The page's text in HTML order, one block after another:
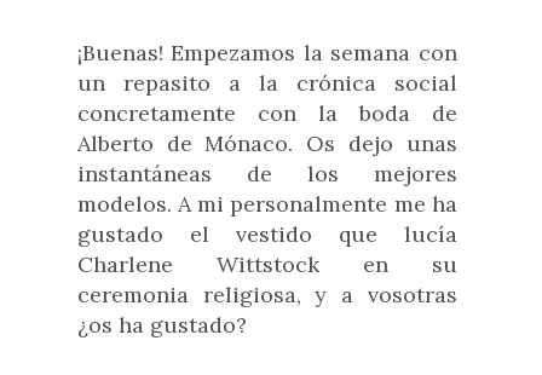
¡Buenas! Empezamos la semana con
un repasito a la crónica social
concretamente con la boda de
Alberto de Mónaco. Os dejo unas
instantáneas de los mejores
modelos. A mi personalmente me ha
gustado el vestido que lucía
Charlene Wittstock en su
ceremonia religiosa, y a vosotras
¿os ha gustado?